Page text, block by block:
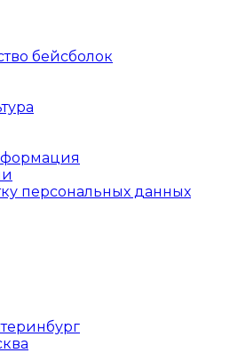
бейсболок
персональных данных